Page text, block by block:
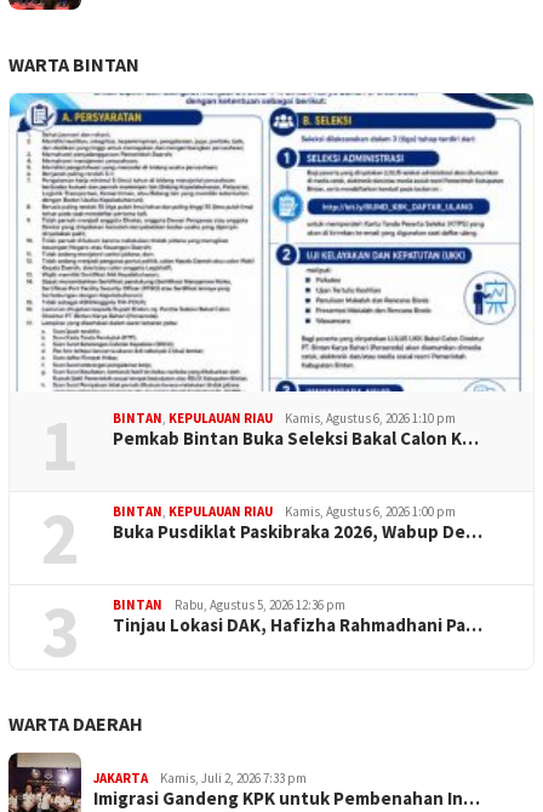
WARTA BINTAN
1 BINTAN, KEPULAUAN RIAU Kamis, Agustus 6, 2026 1:10 pm
Pemkab Bintan Buka Seleksi Bakal Calon K…
2 BINTAN, KEPULAUAN RIAU Kamis, Agustus 6, 2026 1:00 pm
Buka Pusdiklat Paskibraka 2026, Wabup De…
3 BINTAN Rabu, Agustus 5, 2026 12:36 pm
Tinjau Lokasi DAK, Hafizha Rahmadhani Pa…
WARTA DAERAH
JAKARTA Kamis, Juli 2, 2026 7:33 pm
Imigrasi Gandeng KPK untuk Pembenahan In…